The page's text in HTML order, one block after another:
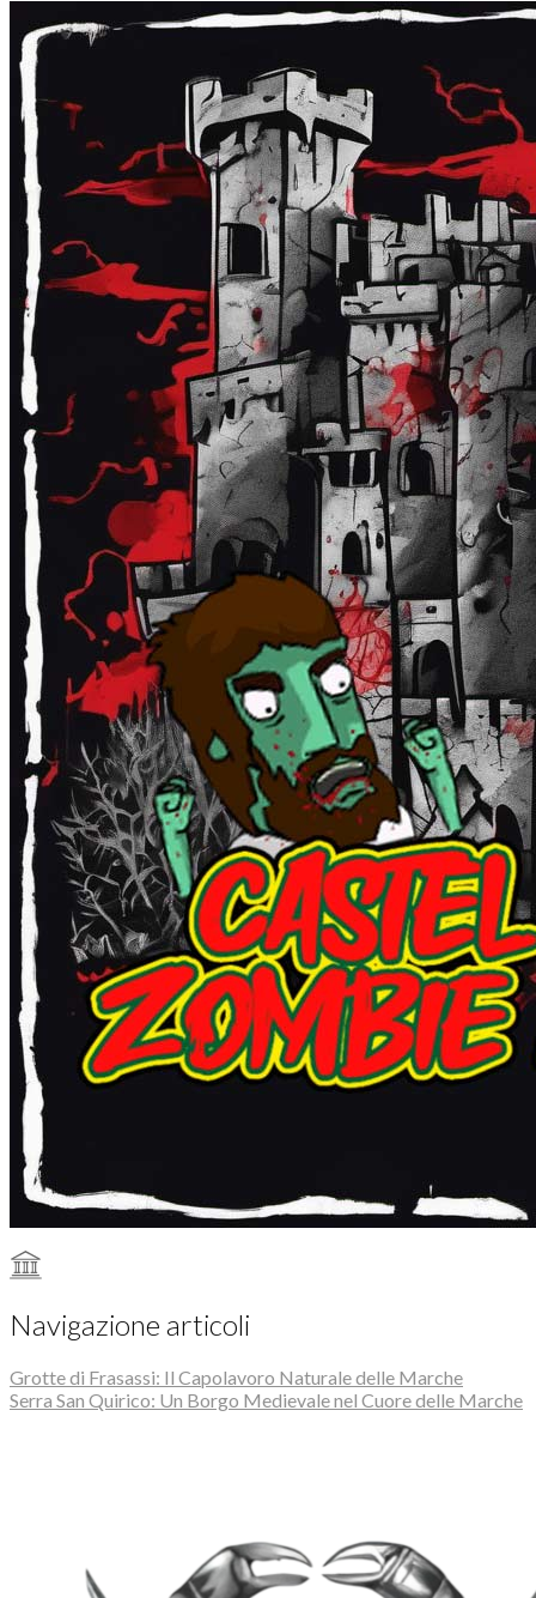
Navigazione articoli
Grotte di Frasassi: Il Capolavoro Naturale delle Marche
Serra San Quirico: Un Borgo Medievale nel Cuore delle Marche